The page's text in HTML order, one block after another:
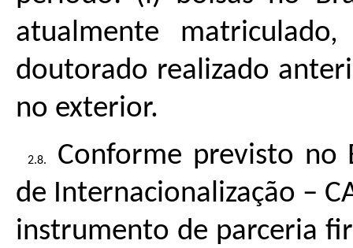
atualmente
doutorado realizado
no exterior.
Conforme previsto no
de Internacionalização –
instrumento de parceria